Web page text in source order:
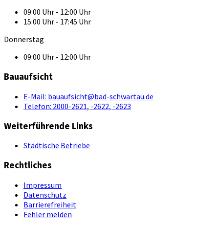
09:00 Uhr - 12:00 Uhr
15:00 Uhr - 17:45 Uhr
Donnerstag
09:00 Uhr - 12:00 Uhr
Bauaufsicht
E-Mail: bauaufsicht@bad-schwartau.de
Telefon: 2000-2621, -2622, -2623
Weiterführende Links
Städtische Betriebe
Rechtliches
Impressum
Datenschutz
Barrierefreiheit
Fehler melden